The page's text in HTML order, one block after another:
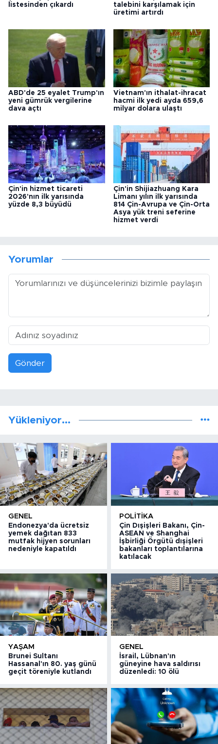
listesinden çıkardı
talebini karşılamak için
üretimi artırdı
ABD'de 25 eyalet Trump'ın
yeni gümrük vergilerine
dava açtı
Vietnam'ın ithalat-ihracat
hacmi ilk yedi ayda 659,6
milyar dolara ulaştı
Çin'in hizmet ticareti
2026'nın ilk yarısında
yüzde 8,3 büyüdü
Çin'in Shijiazhuang Kara
Limanı yılın ilk yarısında
814 Çin-Avrupa ve Çin-Orta
Asya yük treni seferine
hizmet verdi
Yorumlar
Gönder
Yükleniyor...
GENEL
Endonezya'da ücretsiz
yemek dağıtan 833
mutfak hijyen sorunları
nedeniyle kapatıldı
POLITIKA
Çin Dışişleri Bakanı, Çin-
ASEAN ve Shanghai
İşbirliği Örgütü dışişleri
bakanları toplantılarına
katılacak
YAŞAM
Brunei Sultanı
Hassanal'ın 80. yaş günü
geçit töreniyle kutlandı
GENEL
İsrail, Lübnan'ın
güneyine hava saldırısı
düzenledi: 10 ölü